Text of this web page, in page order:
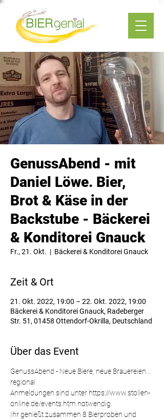
GenussAbend - mit
Daniel Löwe. Bier,
Brot & Käse in der
Backstube - Bäckerei
& Konditorei Gnauck
Fr., 21. Okt.
  |
Bäckerei & Konditorei Gnauck
Zeit & Ort
21. Okt. 2022, 19:00 – 22. Okt. 2022, 19:00
Bäckerei & Konditorei Gnauck, Radeberger
Str. 51, 01458 Ottendorf-Okrilla, Deutschland
Über das Event
GenussAbend - Neue Biere, neue Brauereien...
regional
Anmeldungen sind unter https://www.stollen-
online.de/events.htm notwendig.
Ihr genießt zusammen 8 Bierproben und